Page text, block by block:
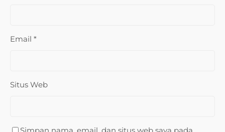
Email *
Situs Web